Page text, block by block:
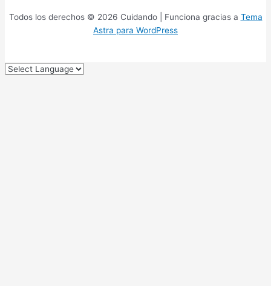
Todos los derechos © 2026 Cuidando | Funciona gracias a Tema
Astra para WordPress